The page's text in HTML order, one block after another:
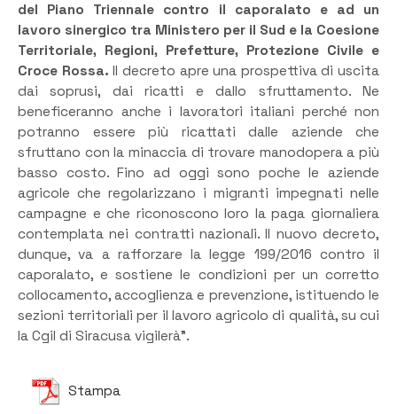
del Piano Triennale contro il caporalato e ad un
lavoro sinergico tra Ministero per il Sud e la Coesione
Territoriale, Regioni, Prefetture, Protezione Civile e
Croce Rossa. Il decreto apre una prospettiva di uscita
dai soprusi, dai ricatti e dallo sfruttamento. Ne
beneficeranno anche i lavoratori italiani perché non
potranno essere più ricattati dalle aziende che
sfruttano con la minaccia di trovare manodopera a più
basso costo. Fino ad oggi sono poche le aziende
agricole che regolarizzano i migranti impegnati nelle
campagne e che riconoscono loro la paga giornaliera
contemplata nei contratti nazionali. Il nuovo decreto,
dunque, va a rafforzare la legge 199/2016 contro il
caporalato, e sostiene le condizioni per un corretto
collocamento, accoglienza e prevenzione, istituendo le
sezioni territoriali per il lavoro agricolo di qualità, su cui
la Cgil di Siracusa vigilerà”.
Stampa